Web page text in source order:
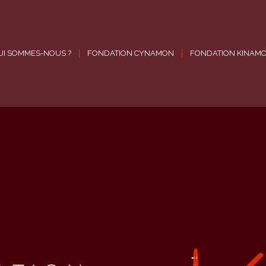
SOMMES-NOUS ? FONDATION CYNAMON FONDATION